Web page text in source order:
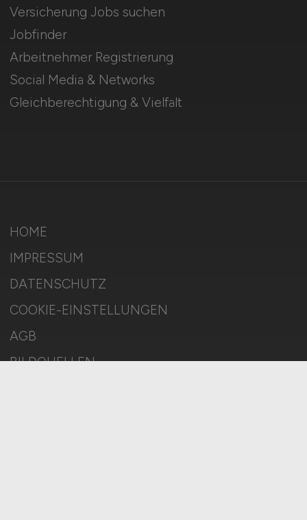
Versicherung Jobs suchen
Jobfinder
Arbeitnehmer Registrierung
Social Media & Networks
Gleichberechtigung & Vielfalt
HOME
IMPRESSUM
DATENSCHUTZ
COOKIE-EINSTELLUNGEN
AGB
BILDQUELLEN